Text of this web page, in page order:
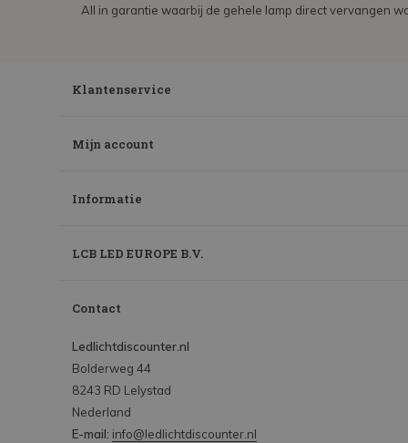
All in garantie waarbij de gehele lamp direct vervangen
Klantenservice
Mijn account
Informatie
LCB LED EUROPE B.V.
Contact
Ledlichtdiscounter.nl
Bolderweg 44
8243 RD Lelystad
Nederland
E-mail: info@ledlichtdiscounter.nl